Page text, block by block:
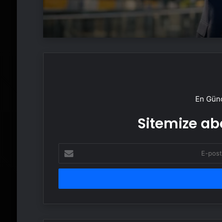
En
Sitemize
posta
adresinizi